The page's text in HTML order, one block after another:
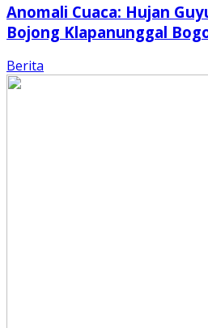
Anomali Cuaca: Hujan
Bojong Klapanunggal
Berita